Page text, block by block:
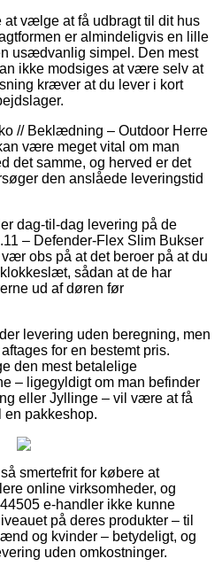
at vælge at få udbragt til dit hus
er almindeligvis en lille
usædvanlig simpel. Den mest
ikke modsiges at være selv at
kræver at du lever i kort
// Beklædning – Outdoor Herre
være meget vital om man
det samme, og herved er det
den anslåede leveringstid
dag-til-dag levering på de
– Defender-Flex Slim Bukser
obs på at det beroer på at du
sådan at de har
ud af døren før
levering uden beregning, men
for en bestemt pris.
den mest betalelige
– ligegyldigt om man befinder
eller Jyllinge – vil være at få
en pakkeshop.
smertefrit for købere at
online virksomheder, og
e-handler ikke kunne
på deres produkter – til
og kvinder – betydeligt, og
uden omkostninger.